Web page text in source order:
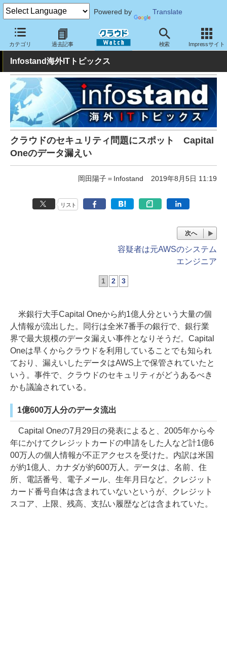
Powered by Translate
カテゴリ 過去記事 検索 Impressサイト
クラウド Watch トピック 業界動向
Infostand海外ITトピックス
クラウドのセキュリティ問題にスポット Capital
Oneのデータ漏えい
岡田陽子＝Infostand 2019年8月5日 11:19
リスト
次へ
容疑者は元AWSのシステム
エンジニア
1 2 3
米銀行大手Capital Oneから約1億人分という大量の個
人情報が流出した。同行は全米7番手の銀行で、銀行業
界で最大規模のデータ漏えい事件となりそうだ。Capital
Oneは早くからクラウドを利用していることでも知られ
ており、漏えいしたデータはAWS上で保管されていたと
いう。事件で、クラウドのセキュリティがどうあるべき
かも議論されている。
1億600万人分のデータ流出
Capital Oneの7月29日の発表によると、2005年から今
年にかけてクレジットカードの申請をした人など計1億6
00万人の個人情報が不正アクセスを受けた。内訳は米国
が約1億人、カナダが約600万人。データは、名前、住
所、電話番号、電子メール、生年月日など。クレジット
カード番号自体は含まれていないというが、クレジット
スコア、上限、残高、支払い履歴などは含まれていた。